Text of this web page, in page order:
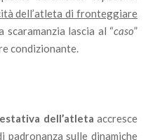
dell’atleta di fronteggiare
scaramanzia lascia al “caso”
condizionante.
dell’atleta accresce
padronanza sulle dinamiche